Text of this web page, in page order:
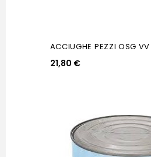
ACCIUGHE PEZZI OSG
21,80 €